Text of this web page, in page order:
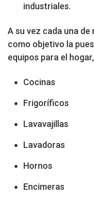
industriales.
A su vez cada una
como objetivo la
equipos para el
Cocinas
Frigoríficos
Lavavajillas
Lavadoras
Hornos
Encimeras